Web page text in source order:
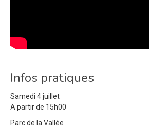
Infos pratiques
Samedi 4 juillet
A partir de 15h00
Parc de la Vallée